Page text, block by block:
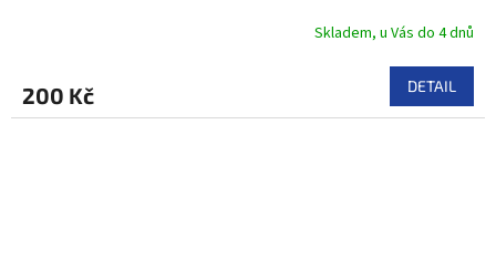
Skladem, u Vás do 4 dnů
200 Kč DETAIL